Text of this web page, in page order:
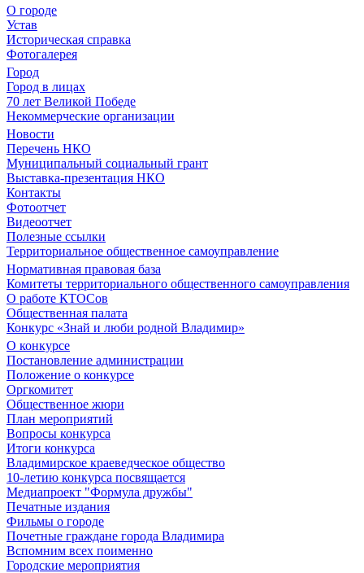
О городе
Устав
Историческая справка
Фотогалерея
Город
Город в лицах
70 лет Великой Победе
Некоммерческие организации
Новости
Перечень НКО
Муниципальный социальный грант
Выставка-презентация НКО
Контакты
Фотоотчет
Видеоотчет
Полезные ссылки
Территориальное общественное самоуправление
Нормативная правовая база
Комитеты территориального общественного самоуправления
О работе КТОСов
Общественная палата
Конкурс «Знай и люби родной Владимир»
О конкурсе
Постановление администрации
Положение о конкурсе
Оргкомитет
Общественное жюри
План мероприятий
Вопросы конкурса
Итоги конкурса
Владимирское краеведческое общество
10-летию конкурса посвящается
Медиапроект "Формула дружбы"
Печатные издания
Фильмы о городе
Почетные граждане города Владимира
Вспомним всех поименно
Городские мероприятия